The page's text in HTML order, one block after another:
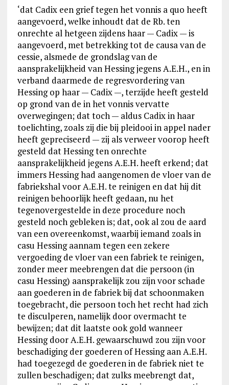
‘dat Cadix een grief tegen het vonnis a quo heeft
aangevoerd, welke inhoudt dat de Rb. ten
onrechte al hetgeen zijdens haar — Cadix — is
aangevoerd, met betrekking tot de causa van de
cessie, alsmede de grondslag van de
aansprakelijkheid van Hessing jegens A.E.H., en in
verband daarmede de regresvordering van
Hessing op haar — Cadix —, terzijde heeft gesteld
op grond van de in het vonnis vervatte
overwegingen; dat toch — aldus Cadix in haar
toelichting, zoals zij die bij pleidooi in appel nader
heeft gepreciseerd — zij als verweer voorop heeft
gesteld dat Hessing ten onrechte
aansprakelijkheid jegens A.E.H. heeft erkend; dat
immers Hessing had aangenomen de vloer van de
fabriekshal voor A.E.H. te reinigen en dat hij dit
reinigen behoorlijk heeft gedaan, nu het
tegenovergestelde in deze procedure noch
gesteld noch gebleken is; dat, ook al zou de aard
van een overeenkomst, waarbij iemand zoals in
casu Hessing aannam tegen een zekere
vergoeding de vloer van een fabriek te reinigen,
zonder meer meebrengen dat die persoon (in
casu Hessing) aansprakelijk zou zijn voor schade
aan goederen in de fabriek bij dat schoonmaken
toegebracht, die persoon toch het recht had zich
te disculperen, namelijk door overmacht te
bewijzen; dat dit laatste ook gold wanneer
Hessing door A.E.H. gewaarschuwd zou zijn voor
beschadiging der goederen of Hessing aan A.E.H.
had toegezegd de goederen in de fabriek niet te
zullen beschadigen; dat zulks meebrengt dat,